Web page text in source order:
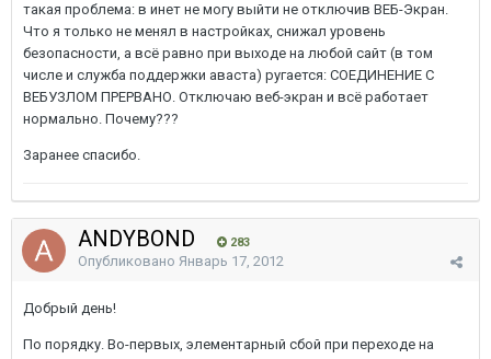
такая проблема: в инет не могу выйти не отключив ВЕБ-Экран.
Что я только не менял в настройках, снижал уровень
безопасности, а всё равно при выходе на любой сайт (в том
числе и служба поддержки аваста) ругается: СОЕДИНЕНИЕ С
ВЕБУЗЛОМ ПРЕРВАНО. Отключаю веб-экран и всё работает
нормально. Почему???
Заранее спасибо.
ANDYBOND 283
Опубликовано Январь 17, 2012
Добрый день!
По порядку. Во-первых, элементарный сбой при переходе на